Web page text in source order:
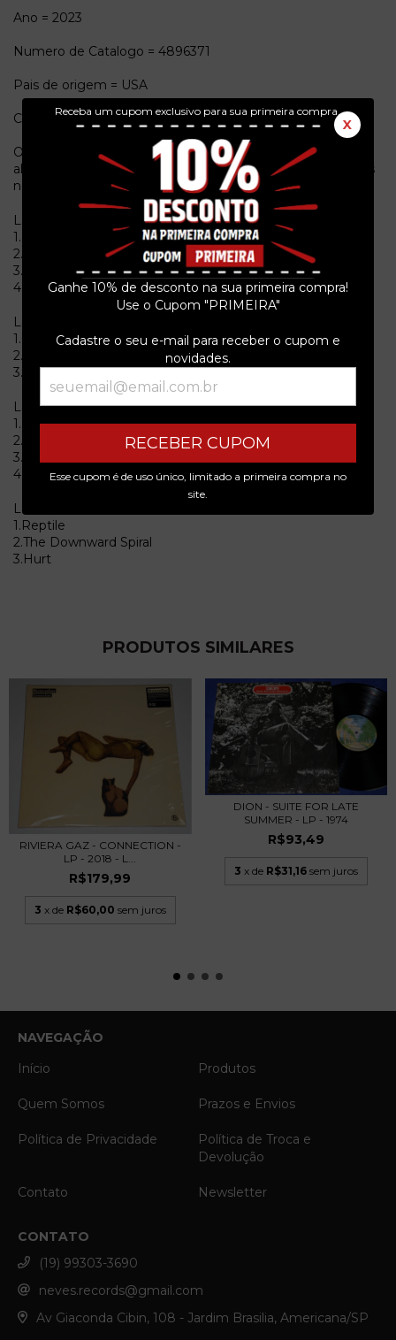
Receba um cupom exclusivo para sua primeira compra.
X
Ganhe 10% de desconto na sua primeira compra!
Use o Cupom "PRIMEIRA"
Cadastre o seu e-mail para receber o cupom e
novidades.
RECEBER CUPOM
Esse cupom é de uso único, limitado a primeira compra no
site.
Ano = 2023
Numero de Catalogo = 4896371
Pais de origem = USA
Conservação = N(Capa) / N(Vinil)
Obs. = Rarissima edição em Duplo Picture Disc, com capa
alternativa e limitada em 500 copias. Esgotou em minutos
no site da Interscope. Lacrado.
Lado A
1.Mr. Self Destruct
2.Piggy
3.Heresy
4.March Of The Pigs
Lado B
1.Closer
2.Ruiner
3.The Becoming
Lado C
1.I Do Not Want This
2.Big Man With A Gun
3.A Warm Place
4.Eraser
Lado D
1.Reptile
2.The Downward Spiral
3.Hurt
PRODUTOS SIMILARES
RIVIERA GAZ - CONNECTION -
LP - 2018 - L...
R$179,99
3 x de R$60,00 sem juros
DION - SUITE FOR LATE
SUMMER - LP - 1974
R$93,49
3 x de R$31,16 sem juros
NAVEGAÇÃO
Início
Produtos
Quem Somos Prazos e Envios
Política de Privacidade
Política de Troca e
Devolução
Contato Newsletter
CONTATO
(19) 99303-3690
neves.records@gmail.com
Av Giaconda Cibin, 108 - Jardim Brasilia, Americana/SP